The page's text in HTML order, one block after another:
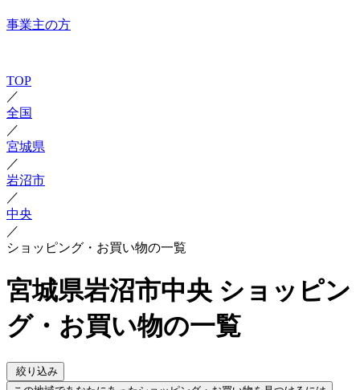
事業主の方
TOP
／
全国
／
宮城県
／
岩沼市
／
中央
／
ショッピング・お買い物の一覧
宮城県岩沼市中央 ショッピン
グ・お買い物の一覧
絞り込み